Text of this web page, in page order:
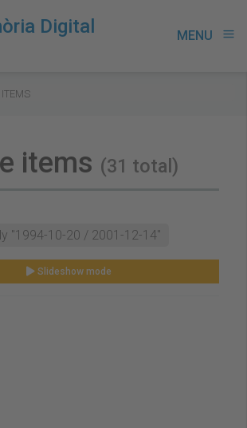
Digital
MENU menu
items (31 total)
"1994-10-20 / 2001-12-14"
Slideshow mode